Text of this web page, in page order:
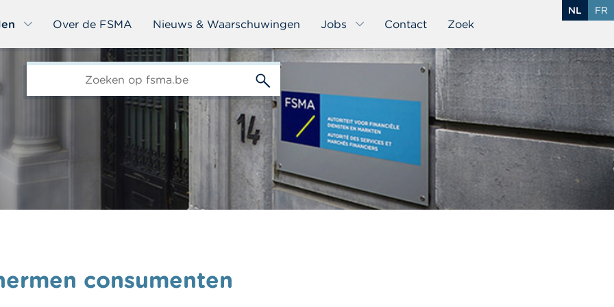
Over de FSMA Nieuws & Waarschuwingen Jobs Contact Zoek
NL FR
consumenten